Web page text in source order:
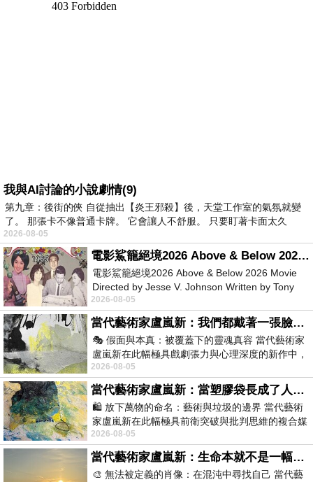
我與AI討論的小說劇情(9)
第九章：後街的俠 自從抽出【炎王邪殺】後，天堂工作室的氣氛就變
了。 那張卡不像普通卡牌。 它會讓人不舒服。 只要盯著卡面太久
2026-08-05
電影鯊籠絕境2026 Above & Below 2026 Movie
電影鯊籠絕境2026 Above & Below 2026 Movie
Directed by Jesse V. Johnson Written by Tony
Giordano Starring Laura Maran
2026-08-05
當代藝術家盧嵐新：我們都戴著一張臉，可真正的自己，總藏在那些被塗抹、被覆蓋的痕跡裡
🎭 假面與本真：被覆蓋下的靈魂真容 當代藝術家
盧嵐新在此幅極具戲劇張力與心理深度的新作中，
運用質感豐富的紙材肌理、墨痕與大膽的
2026-08-05
當代藝術家盧嵐新：當塑膠袋長成了人的模樣，我們的目光是否學會了放下偏見？
🛍️ 放下萬物的命名：藝術與垃圾的邊界 當代藝術
家盧嵐新在此幅極具前衛突破與批判思維的複合媒
材新作中，直接將被大眾定義為廢棄物
2026-08-05
當代藝術家盧嵐新：生命本就不是一幅能被定義的肖像，在混亂與交疊中拼湊完整的靈魂
🎨 無法被定義的肖像：在混沌中尋找自己 當代藝